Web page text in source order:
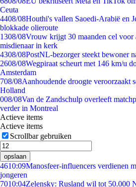
Ceuta
4408/08Houthi's vallen Saoedi-Arabië en
blokkade olieroute
1308/08Vrouw krijgt 30 maanden cel voor
misdienaar in kerk
4308/08PostNL-bezorger steekt bewoner
2608/08Wegpiraat scheurt met 146 km/u
Amsterdam
708/08Aanhoudende droogte veroorzaakt
Holland
008/08Van de Zandschulp overleeft
verder in Montreal
Actieve items
Actieve items
Scrollbar gebruiken
opslaan
4610:09Manosfeer-influencers verdienen
jongeren
7010:04Zelensky: Rusland wil tot 50.000